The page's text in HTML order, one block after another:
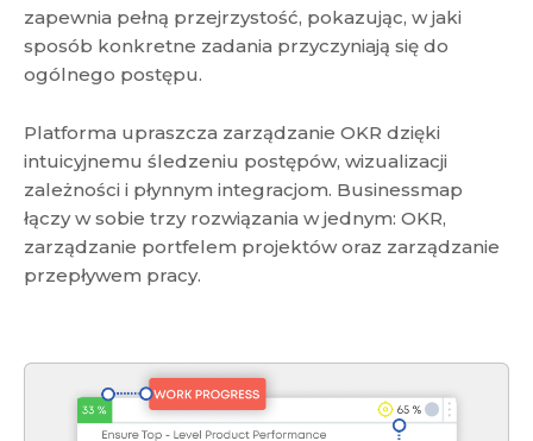
zapewnia pełną przejrzystość, pokazując, w jaki
sposób konkretne zadania przyczyniają się do
ogólnego postępu.
Platforma upraszcza zarządzanie OKR dzięki
intuicyjnemu śledzeniu postępów, wizualizacji
zależności i płynnym integracjom. Businessmap
łączy w sobie trzy rozwiązania w jednym: OKR,
zarządzanie portfelem projektów oraz zarządzanie
przepływem pracy.